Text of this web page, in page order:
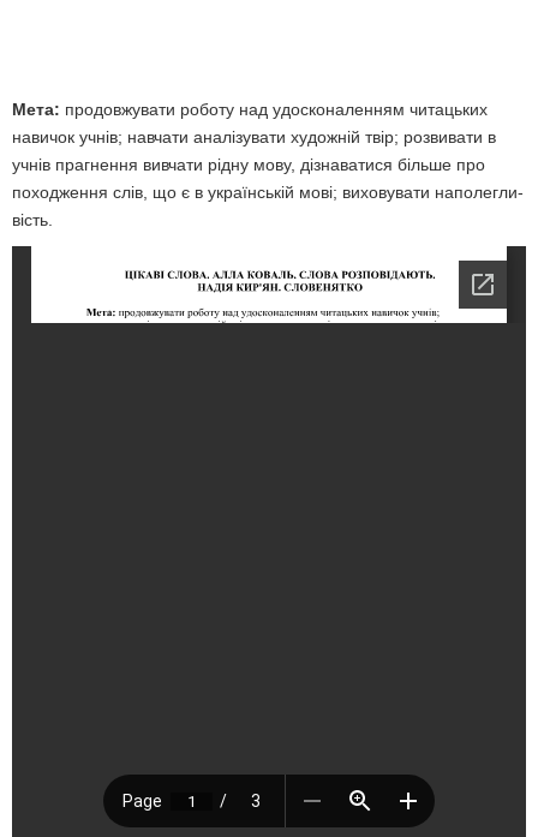
Мета: продовжувати роботу над удосконаленням читацьких
навичок учнів; навчати аналізувати художній твір; розвивати в
учнів прагнення вивчати рідну мову, дізнаватися більше про
походження слів, що є в українській мові; виховувати наполегли­
вість.